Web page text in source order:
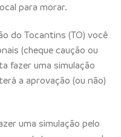
para morar.
do Tocantins (TO) você
(cheque caução ou
fazer uma simulação
a aprovação (ou não)
uma simulação pelo